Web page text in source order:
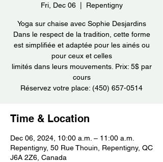
Fri, Dec 06
  |
Repentigny
Yoga sur chaise avec Sophie Desjardins
Dans le respect de la tradition, cette forme
est simplifiée et adaptée pour les ainés ou
pour ceux et celles
limités dans leurs mouvements. Prix: 5$ par
cours
Réservez votre place: (450) 657-0514
Time & Location
Dec 06, 2024, 10:00 a.m. – 11:00 a.m.
Repentigny, 50 Rue Thouin, Repentigny, QC
J6A 2Z6, Canada